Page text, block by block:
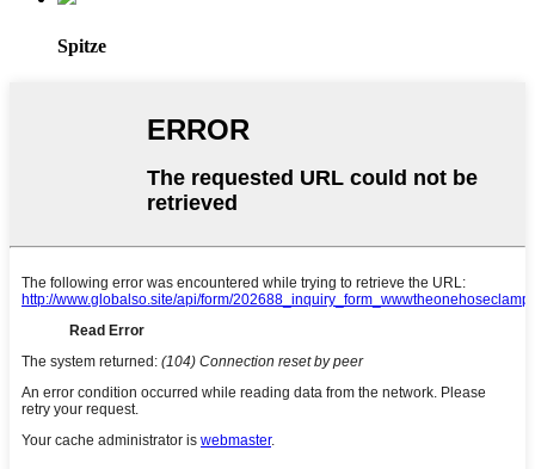
Spitze